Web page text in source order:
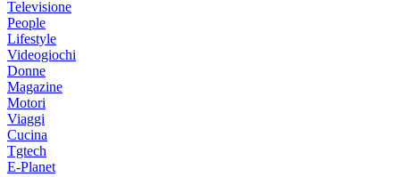
Televisione
People
Lifestyle
Videogiochi
Donne
Magazine
Motori
Viaggi
Cucina
Tgtech
E-Planet